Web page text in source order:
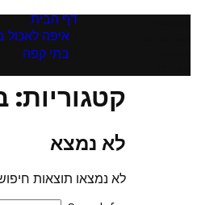
דף הבית
איפה לאכול
בתי קפה
לא נמצא
לא נמצאו תוצאות